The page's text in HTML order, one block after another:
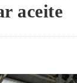
aceite